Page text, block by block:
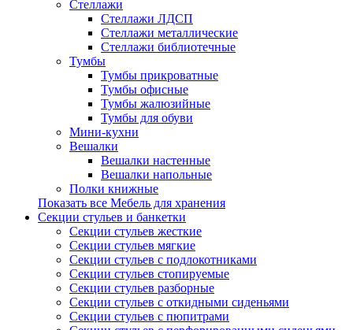
Стеллажи
Стеллажи ЛДСП
Стеллажи металлические
Стеллажи библиотечные
Тумбы
Тумбы прикроватные
Тумбы офисные
Тумбы жалюзийные
Тумбы для обуви
Мини-кухни
Вешалки
Вешалки настенные
Вешалки напольные
Полки книжные
Показать все Мебель для хранения
Секции стульев и банкетки
Секции стульев жесткие
Секции стульев мягкие
Секции стульев с подлокотниками
Секции стульев стопируемые
Секции стульев разборные
Секции стульев с откидными сиденьями
Секции стульев с пюпитрами